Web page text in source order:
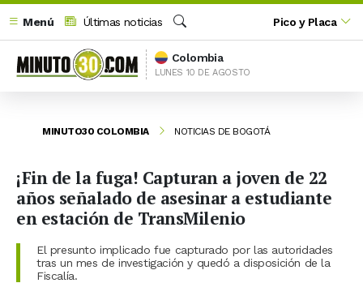
Menú
Últimas noticias
Buscar
Pico y Placa
Colombia
LUNES 10 DE AGOSTO
MINUTO30 COLOMBIA NOTICIAS DE BOGOTÁ
¡Fin de la fuga! Capturan a joven de 22
años señalado de asesinar a estudiante
en estación de TransMilenio
El presunto implicado fue capturado por las autoridades
tras un mes de investigación y quedó a disposición de la
Fiscalía.